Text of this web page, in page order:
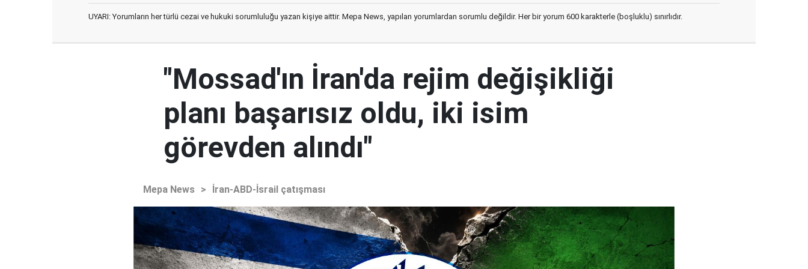
UYARI: Yorumların her türlü cezai ve hukuki sorumluluğu yazan kişiye aittir. Mepa News, yapılan yorumlardan sorumlu değildir. Her bir yorum 600 karakterle (boşluklu) sınırlıdır.
"Mossad'ın İran'da rejim değişikliği
planı başarısız oldu, iki isim
görevden alındı"
Mepa News > İran-ABD-İsrail çatışması